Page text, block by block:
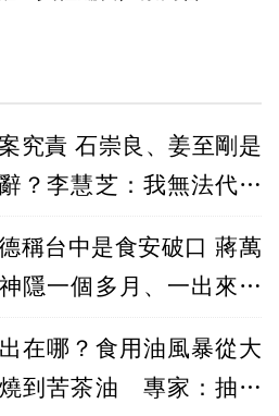
究責 石崇良、姜至剛是
？李慧芝：我無法代為
稱台中是食安破口 蔣萬
隱一個多月、一出來就
在哪？食用油風暴從大
到苦茶油 專家：抽樣